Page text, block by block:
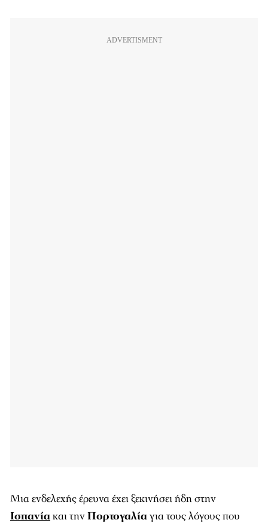
Μια ενδελεχής έρευνα έχει ξεκινήσει ήδη στην
Ισπανίακαι τηνΠορτογαλίαγια τους λόγους που